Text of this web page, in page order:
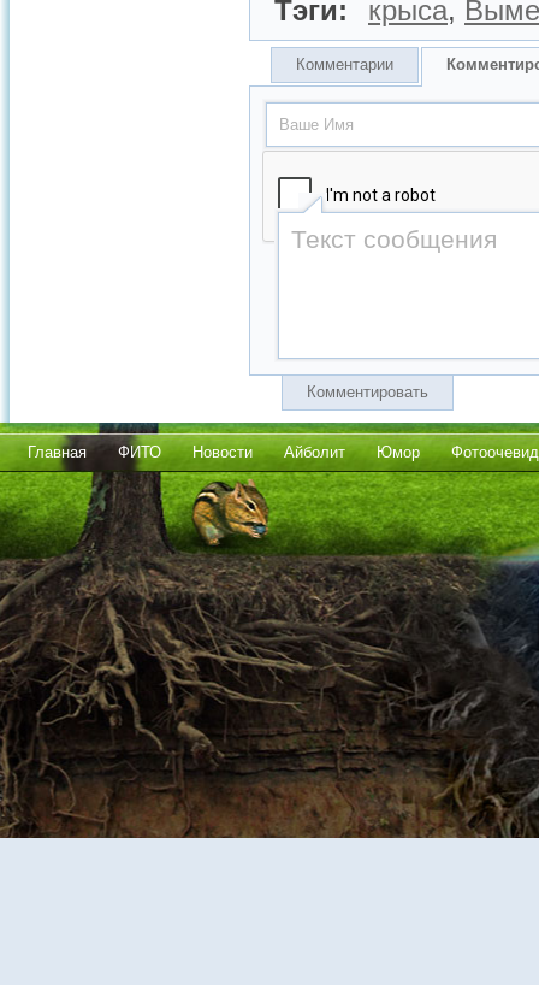
Тэги: крыса,
Комментарии
Комментировать
Главная ФИТО Новости Айболит Юмор